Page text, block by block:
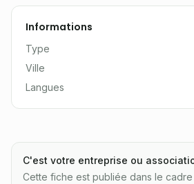
Informations
Type
Ville
Langues
C'est votre entreprise ou
Cette fiche est publiée dans le